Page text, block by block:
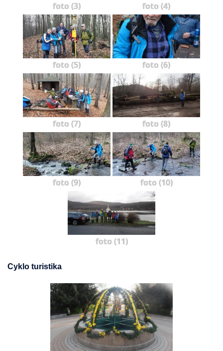
foto (3) foto (4)
foto (5) foto (6)
foto (7) foto (8)
foto (9) foto (10)
foto (11)
Cyklo turistika